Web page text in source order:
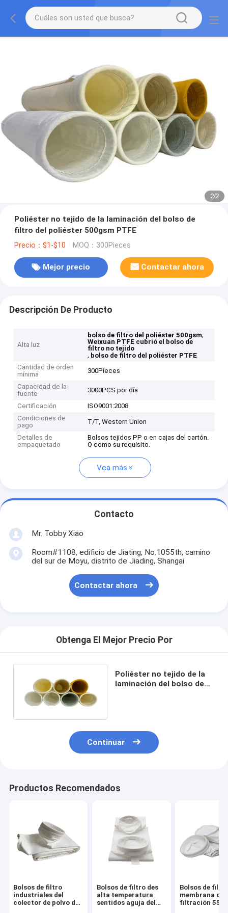
2/2
Poliéster no tejido de la laminación del bolso de
filtro del poliéster 500gsm PTFE
Precio：$1-$10 MOQ：300Pieces
Mejor precio Contactar ahora
Descripción De Producto
Alta luz
bolso de filtro del poliéster 500gsm,
Weixuan PTFE cubrió el bolso de
filtro no tejido
, bolso de filtro del poliéster PTFE
Cantidad de orden
mínima
300Pieces
Capacidad de la
fuente
3000PCS por día
Certificación
ISO9001:2008
Condiciones de
pago
T/T, Western Union
Detalles de
empaquetado
Bolsos tejidos PP o en cajas del cartón.
O como su requisito.
Vea más
Contacto
Mr. Tobby Xiao
Room#1108, edificio de Jiating, No.1055th, camino
del sur de Moyu, distrito de Jiading, Shangai
Contactar ahora
Obtenga El Mejor Precio Por
Poliéster no tejido de la
laminación del bolso de
Continuar
Productos Recomendados
Bolsos de filtro
industriales del
colector de polvo de
Bolsos de filtro des
alta temperatura
sentidos aguja del
Bolsos de
membrana de
filtración